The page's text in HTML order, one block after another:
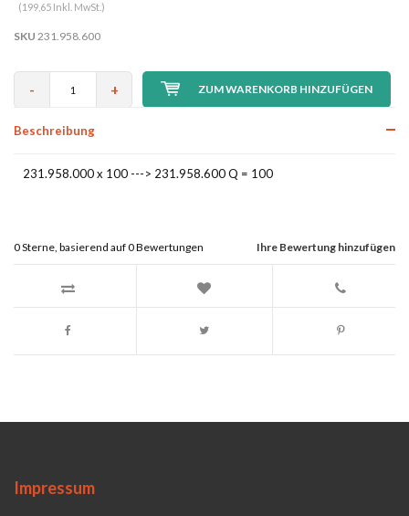
(199,65 Inkl. MwSt.)
SKU 231.958.600
- + ZUM WARENKORB HINZUFÜGEN
Beschreibung
231.958.000 x 100 ---> 231.958.600 Q = 100
Ihre Bewertung hinzufügen
0Sterne, basierend auf0Bewertungen
Impressum